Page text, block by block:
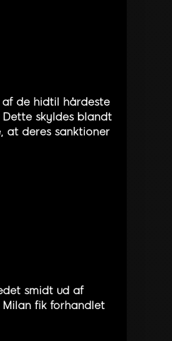
de hidtil hårdeste
skyldes blandt
at deres sanktioner
smidt ud af
fik forhandlet